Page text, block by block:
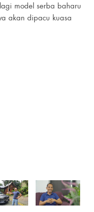
model serba baharu
akan dipacu kuasa